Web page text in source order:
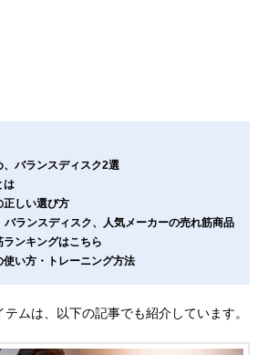
、バランスディスク2選
は
正しい選び方
バランスディスク、人気メーカーの売れ筋商品
ランキングはこちら
い方・トレーニング方法
ムは、以下の記事でも紹介しています。